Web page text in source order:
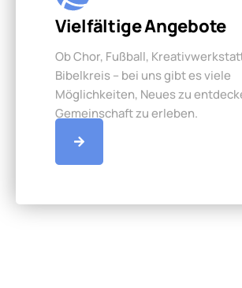
Vielfältige Angebote
Ob Chor, Fußball,
Bibelkreis – bei uns gibt es viele
Möglichkeiten, Neues zu
Gemeinschaft zu erleben.